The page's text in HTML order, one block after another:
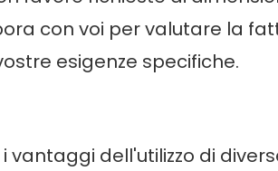
con voi per valutare la
esigenze specifiche.
i vantaggi dell'utilizzo di